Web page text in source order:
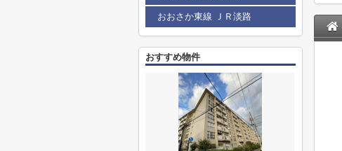
おおさか東線 ＪＲ淡路
おすすめ物件